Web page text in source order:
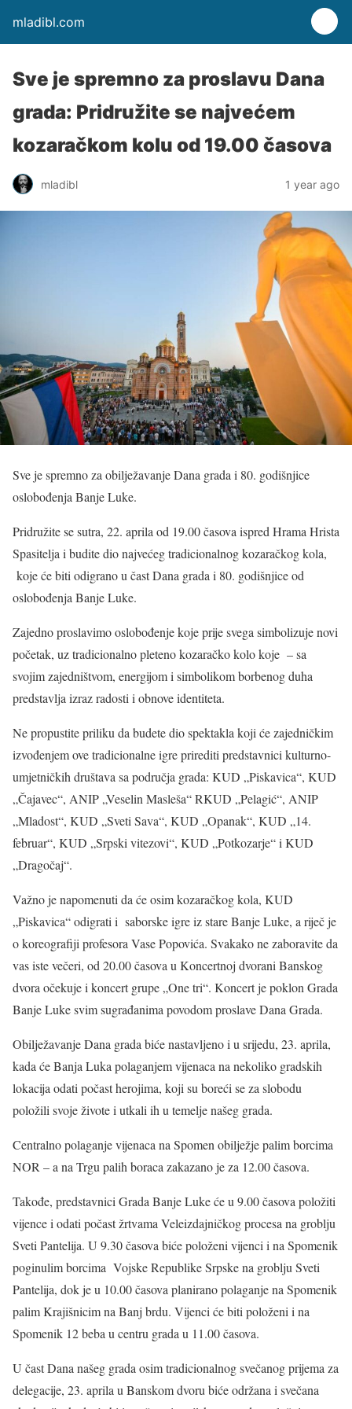
mladibl.com
Sve je spremno za proslavu Dana
grada: Pridružite se najvećem
kozaračkom kolu od 19.00 časova
mladibl 1 year ago
Sve je spremno za obilježavanje Dana grada i 80. godišnjice
oslobođenja Banje Luke.
Pridružite se sutra, 22. aprila od 19.00 časova ispred Hrama Hrista
Spasitelja i budite dio najvećeg tradicionalnog kozaračkog kola,
koje će biti odigrano u čast Dana grada i 80. godišnjice od
oslobođenja Banje Luke.
Zajedno proslavimo oslobođenje koje prije svega simbolizuje novi
početak, uz tradicionalno pleteno kozaračko kolo koje – sa
svojim zajedništvom, energijom i simbolikom borbenog duha
predstavlja izraz radosti i obnove identiteta.
Ne propustite priliku da budete dio spektakla koji će zajedničkim
izvođenjem ove tradicionalne igre prirediti predstavnici kulturno-
umjetničkih društava sa područja grada: KUD „Piskavica“, KUD
„Čajavec“, ANIP „Veselin Masleša“ RKUD „Pelagić“, ANIP
„Mladost“, KUD „Sveti Sava“, KUD „Opanak“, KUD „14.
februar“, KUD „Srpski vitezovi“, KUD „Potkozarje“ i KUD
„Dragočaj“.
Važno je napomenuti da će osim kozaračkog kola, KUD
„Piskavica“ odigrati i saborske igre iz stare Banje Luke, a riječ je
o koreografiji profesora Vase Popovića. Svakako ne zaboravite da
vas iste večeri, od 20.00 časova u Koncertnoj dvorani Banskog
dvora očekuje i koncert grupe „One tri“. Koncert je poklon Grada
Banje Luke svim sugrađanima povodom proslave Dana Grada.
Obilježavanje Dana grada biće nastavljeno i u srijedu, 23. aprila,
kada će Banja Luka polaganjem vijenaca na nekoliko gradskih
lokacija odati počast herojima, koji su boreći se za slobodu
položili svoje živote i utkali ih u temelje našeg grada.
Centralno polaganje vijenaca na Spomen obilježje palim borcima
NOR – a na Trgu palih boraca zakazano je za 12.00 časova.
Takođe, predstavnici Grada Banje Luke će u 9.00 časova položiti
vijence i odati počast žrtvama Veleizdajničkog procesa na groblju
Sveti Pantelija. U 9.30 časova biće položeni vijenci i na Spomenik
poginulim borcima Vojske Republike Srpske na groblju Sveti
Pantelija, dok je u 10.00 časova planirano polaganje na Spomenik
palim Krajišnicim na Banj brdu. Vijenci će biti položeni i na
Spomenik 12 beba u centru grada u 11.00 časova.
U čast Dana našeg grada osim tradicionalnog svečanog prijema za
delegacije, 23. aprila u Banskom dvoru biće održana i svečana